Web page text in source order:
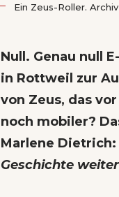
Ein Zeus-Roller.
Null. Genau null
in Rottweil zur
von Zeus, das
noch mobiler?
Marlene
Geschichte weiter